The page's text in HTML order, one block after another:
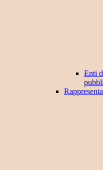
Enti